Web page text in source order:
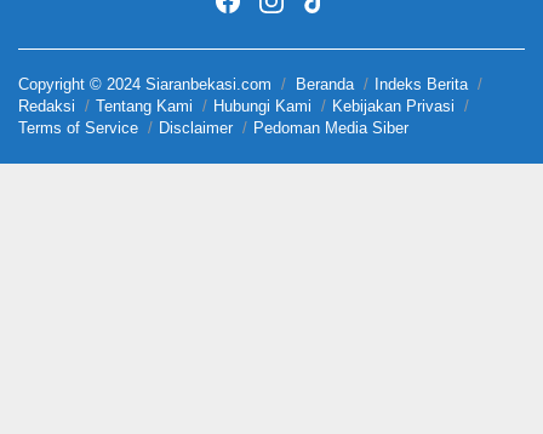
Copyright © 2024 Siaranbekasi.com Beranda
Indeks Berita
Redaksi
Tentang Kami Hubungi Kami
Kebijakan Privasi
Terms of Service
Disclaimer Pedoman Media Siber